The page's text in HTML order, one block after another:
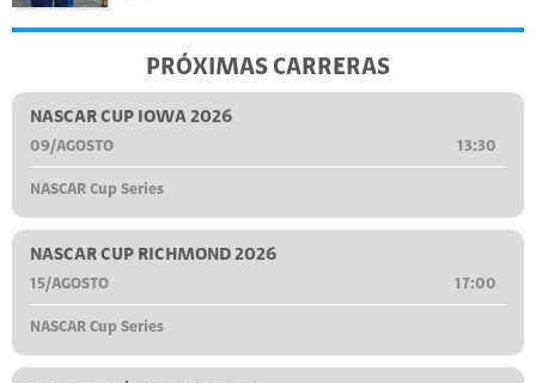
PRÓXIMAS CARRERAS
NASCAR CUP IOWA 2026
09/AGOSTO 13:30
NASCAR Cup Series
NASCAR CUP RICHMOND 2026
15/AGOSTO 17:00
NASCAR Cup Series